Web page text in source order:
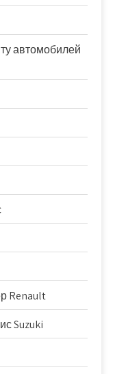
автомобилей
Renault
Suzuki